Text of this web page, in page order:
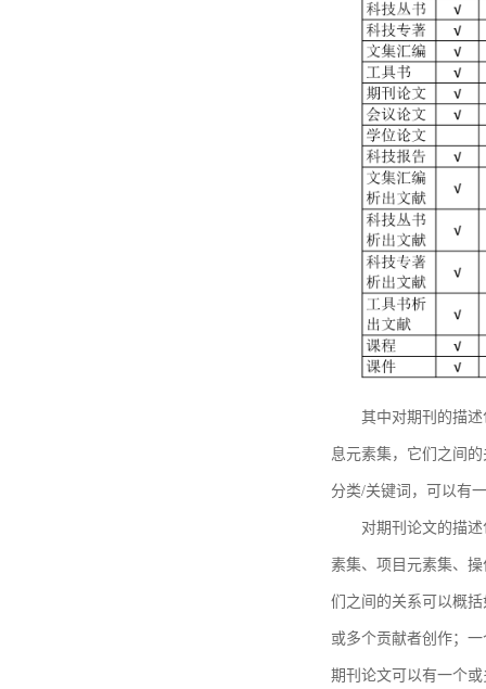
其中对期刊的描
息元素集，它们之间
分类/关键词，可以有
对期刊论文的描
素集、项目元素集、
们之间的关系可以概
或多个贡献者创作；
期刊论文可以有一个